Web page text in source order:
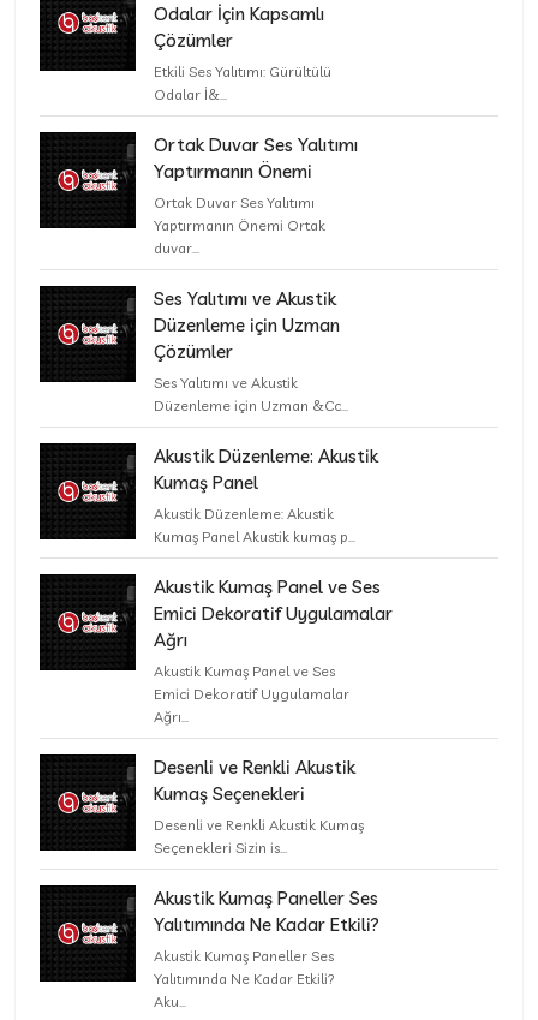
Odalar İçin Kapsamlı
Çözümler
Etkili Ses Yalıtımı: Gürültülü
Odalar İ&...
Ortak Duvar Ses Yalıtımı
Yaptırmanın Önemi
Ortak Duvar Ses Yalıtımı
Yaptırmanın Önemi Ortak
duvar...
Ses Yalıtımı ve Akustik
Düzenleme için Uzman
Çözümler
Ses Yalıtımı ve Akustik
Düzenleme için Uzman &Cc...
Akustik Düzenleme: Akustik
Kumaş Panel
Akustik Düzenleme: Akustik
Kumaş Panel Akustik kumaş p...
Akustik Kumaş Panel ve Ses
Emici Dekoratif Uygulamalar
Ağrı
Akustik Kumaş Panel ve Ses
Emici Dekoratif Uygulamalar
Ağrı...
Desenli ve Renkli Akustik
Kumaş Seçenekleri
Desenli ve Renkli Akustik Kumaş
Seçenekleri Sizin is...
Akustik Kumaş Paneller Ses
Yalıtımında Ne Kadar Etkili?
Akustik Kumaş Paneller Ses
Yalıtımında Ne Kadar Etkili?
Aku...